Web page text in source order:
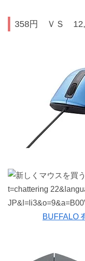
358円 ＶＳ
BUFFALO